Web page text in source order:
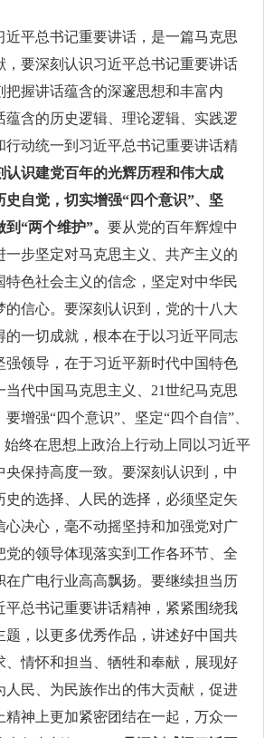
近平总书记重要讲话，是一篇马克思
，要深刻认识习近平总书记重要讲话
把握讲话蕴含的深邃思想和丰富内
蕴含的历史逻辑、理论逻辑、实践逻
行动统一到习近平总书记重要讲话精
认识建党百年的光辉历程和伟大成
史自觉，切实增强“四个意识”、坚
到“两个维护”。要从党的百年辉煌中
一步坚定对马克思主义、共产主义的
特色社会主义的信念，坚定对中华民
的信心。要深刻认识到，党的十八大
的一切成就，根本在于以习近平同志
强领导，在于习近平新时代中国特色
当代中国马克思主义、21世纪马克思
增强“四个意识”、坚定“四个自信”、
始终在思想上政治上行动上同以习近平
央保持高度一致。要深刻认识到，中
史的选择、人民的选择，必须坚定矢
心决心，毫不动摇坚持和加强党对广
党的领导体现落实到工作各环节、全
在广电行业高高飘扬。要继续担当历
平总书记重要讲话精神，紧紧围绕我
题，以更多优秀作品，讲述好中国共
、情怀和担当、牺牲和奉献，展现好
人民、为民族作出的伟大贡献，促进
精神上更加紧密团结在一起，万众一